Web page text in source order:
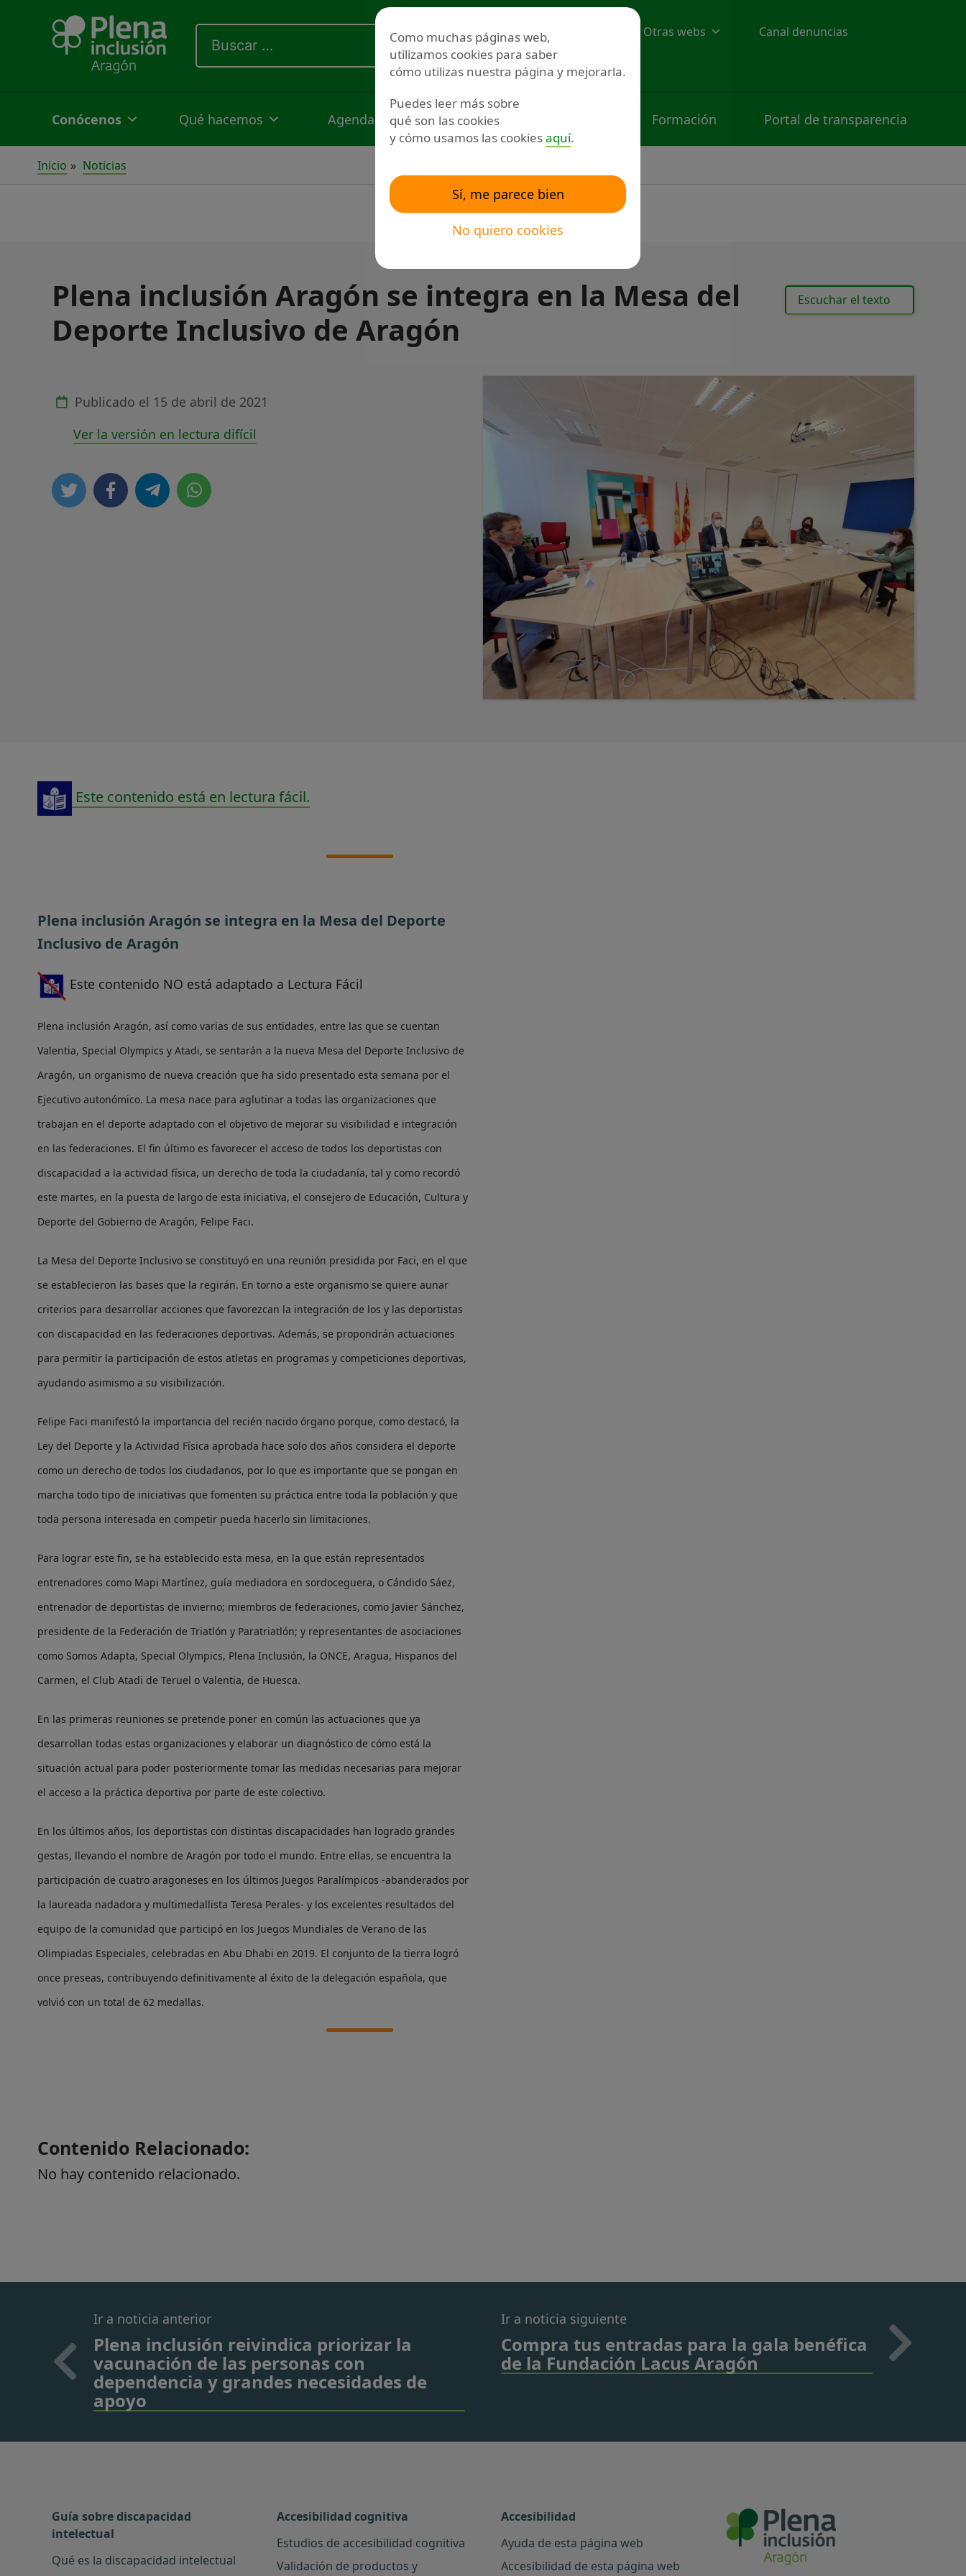
contenido
por:
Redes sociales Otras webs
Canal denuncias
Voluntariado
Conócenos Qué hacemos Agenda Noticias Formación Portal de transparencia
Inicio Noticias
Plena inclusión Aragón se integra en la Mesa del
Deporte Inclusivo de Aragón
Escuchar el texto
Publicado el 15 de abril de 2021
Ver la versión en lectura difícil
Este contenido está en lectura fácil.
Plena inclusión Aragón se integra en la Mesa del Deporte
Inclusivo de Aragón
Este contenido NO está adaptado a Lectura Fácil
Plena inclusión Aragón, así como varias de sus entidades, entre las que se cuentan
Valentia, Special Olympics y Atadi, se sentarán a la nueva Mesa del Deporte Inclusivo de
Aragón, un organismo de nueva creación que ha sido presentado esta semana por el
Ejecutivo autonómico. La mesa nace para aglutinar a todas las organizaciones que
trabajan en el deporte adaptado con el objetivo de mejorar su visibilidad e integración
en las federaciones. El fin último es favorecer el acceso de todos los deportistas con
discapacidad a la actividad física, un derecho de toda la ciudadanía, tal y como recordó
este martes, en la puesta de largo de esta iniciativa, el consejero de Educación, Cultura y
Deporte del Gobierno de Aragón, Felipe Faci.
La Mesa del Deporte Inclusivo se constituyó en una reunión presidida por Faci, en el que
se establecieron las bases que la regirán. En torno a este organismo se quiere aunar
criterios para desarrollar acciones que favorezcan la integración de los y las deportistas
con discapacidad en las federaciones deportivas. Además, se propondrán actuaciones
para permitir la participación de estos atletas en programas y competiciones deportivas,
ayudando asimismo a su visibilización.
Felipe Faci manifestó la importancia del recién nacido órgano porque, como destacó, la
Ley del Deporte y la Actividad Física aprobada hace solo dos años considera el deporte
como un derecho de todos los ciudadanos, por lo que es importante que se pongan en
marcha todo tipo de iniciativas que fomenten su práctica entre toda la población y que
toda persona interesada en competir pueda hacerlo sin limitaciones.
Para lograr este fin, se ha establecido esta mesa, en la que están representados
entrenadores como Mapi Martínez, guía mediadora en sordoceguera, o Cándido Sáez,
entrenador de deportistas de invierno; miembros de federaciones, como Javier Sánchez,
presidente de la Federación de Triatlón y Paratriatlón; y representantes de asociaciones
como Somos Adapta, Special Olympics, Plena Inclusión, la ONCE, Aragua, Hispanos del
Carmen, el Club Atadi de Teruel o Valentia, de Huesca.
En las primeras reuniones se pretende poner en común las actuaciones que ya
desarrollan todas estas organizaciones y elaborar un diagnóstico de cómo está la
situación actual para poder posteriormente tomar las medidas necesarias para mejorar
el acceso a la práctica deportiva por parte de este colectivo.
En los últimos años, los deportistas con distintas discapacidades han logrado grandes
gestas, llevando el nombre de Aragón por todo el mundo. Entre ellas, se encuentra la
participación de cuatro aragoneses en los últimos Juegos Paralímpicos -abanderados por
la laureada nadadora y multimedallista Teresa Perales- y los excelentes resultados del
equipo de la comunidad que participó en los Juegos Mundiales de Verano de las
Olimpiadas Especiales, celebradas en Abu Dhabi en 2019. El conjunto de la tierra logró
once preseas, contribuyendo definitivamente al éxito de la delegación española, que
volvió con un total de 62 medallas.
Contenido Relacionado:
No hay contenido relacionado.
Ir a noticia anterior
Plena inclusión reivindica priorizar la
vacunación de las personas con
dependencia y grandes necesidades de
apoyo
Ir a noticia siguiente
Compra tus entradas para la gala benéfica
de la Fundación Lacus Aragón
Guía sobre discapacidad
intelectual
Qué es la discapacidad intelectual
Accesibilidad cognitiva
Estudios de accesibilidad cognitiva
Validación de productos y
Accesibilidad
Ayuda de esta página web
Accesibilidad de esta página web
Como muchas páginas web,
utilizamos cookies para saber
cómo utilizas nuestra página y mejorarla.
Puedes leer más sobre
qué son las cookies
y cómo usamos las cookiesaquí.
Sí, me parece bien
No quiero cookies